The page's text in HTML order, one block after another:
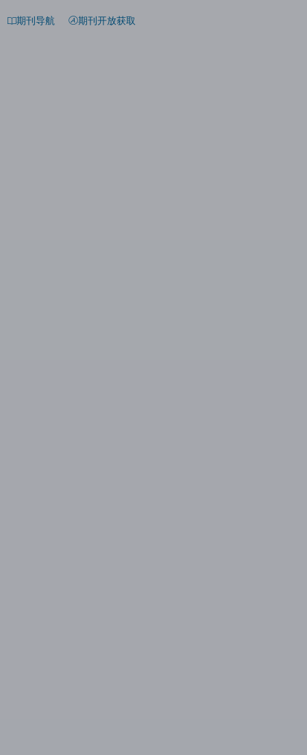
期刊导航 期刊开放获取